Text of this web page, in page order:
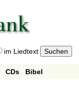
im Liedtext
CDs
Bibel